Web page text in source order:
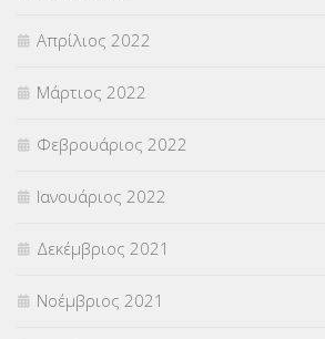
Απρίλιος 2022
Μάρτιος 2022
Φεβρουάριος 2022
Ιανουάριος 2022
Δεκέμβριος 2021
Νοέμβριος 2021